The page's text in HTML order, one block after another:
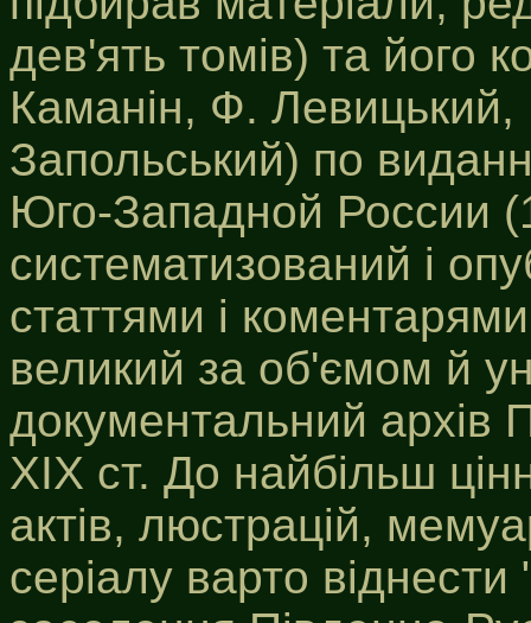
дев'ять томів) та його
Каманін, Ф.
Запольський) по
Юго-Западной России
систематизований і
статтями і
великий за об'ємом й
документальний архів
ХІХ ст. До найбільш
актів, люстрацій,
серіалу варто